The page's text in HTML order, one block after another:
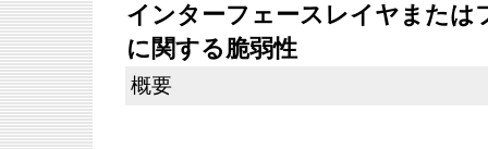
インターフェースレイヤまたは
に関する脆弱性
概要